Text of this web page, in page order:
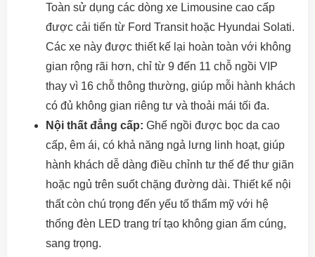
Toàn sử dụng các dòng xe Limousine cao cấp
được cải tiến từ Ford Transit hoặc Hyundai Solati.
Các xe này được thiết kế lại hoàn toàn với không
gian rộng rãi hơn, chỉ từ 9 đến 11 chỗ ngồi VIP
thay vì 16 chỗ thông thường, giúp mỗi hành khách
có đủ không gian riêng tư và thoải mái tối đa.
Nội thất đẳng cấp: Ghế ngồi được bọc da cao
cấp, êm ái, có khả năng ngả lưng linh hoạt, giúp
hành khách dễ dàng điều chỉnh tư thế để thư giãn
hoặc ngủ trên suốt chặng đường dài. Thiết kế nội
thất còn chú trọng đến yếu tố thẩm mỹ với hệ
thống đèn LED trang trí tạo không gian ấm cúng,
sang trọng.